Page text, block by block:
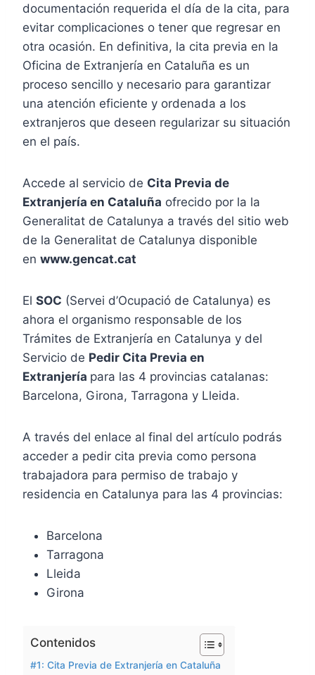
documentación requerida el día de la cita, para
evitar complicaciones o tener que regresar en
otra ocasión. En definitiva, la cita previa en la
Oficina de Extranjería en Cataluña es un
proceso sencillo y necesario para garantizar
una atención eficiente y ordenada a los
extranjeros que deseen regularizar su situación
en el país.
Accede al servicio de Cita Previa de
Extranjería en Cataluña ofrecido por la la
Generalitat de Catalunya a través del sitio web
de la Generalitat de Catalunya disponible
en www.gencat.cat
El SOC (Servei d’Ocupació de Catalunya) es
ahora el organismo responsable de los
Trámites de Extranjería en Catalunya y del
Servicio de Pedir Cita Previa en
Extranjería para las 4 provincias catalanas:
Barcelona, Girona, Tarragona y Lleida.
A través del enlace al final del artículo podrás
acceder a pedir cita previa como persona
trabajadora para permiso de trabajo y
residencia en Catalunya para las 4 provincias:
Barcelona
Tarragona
Lleida
Girona
Contenidos
#1: Cita Previa de Extranjería en Cataluña